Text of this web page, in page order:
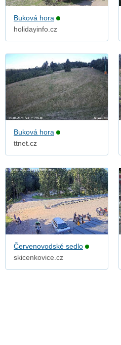
Buková hora
holidayinfo.cz
Buková hora
ttnet.cz
Červenovodské sedlo
skicenkovice.cz